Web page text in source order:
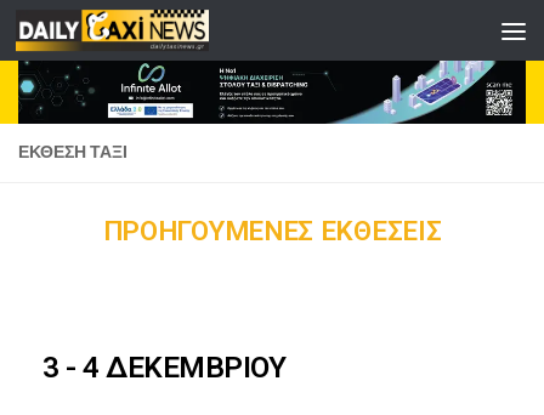
Skip to content
ΕΚΘΕΣΗ ΤΑΞΙ
ΠΡΟΗΓΟΥΜΕΝΕΣ ΕΚΘΕΣΕΙΣ
3 - 4 ΔΕΚΕΜΒΡΙΟΥ